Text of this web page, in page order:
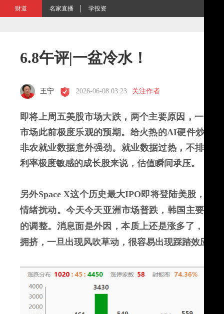
财道 名家直播 学投资
6.8午评|一盆冷水！
王宁 2026-06-08 03:23 关注作者
即将上周五美股市场大跌，两个主要原因，一个是
市场此前极度乐观的预期。 给火热的AI硬件炒作
非农就业数据意外强劲。就业数据过热， 不排除
利率极度敏感的成长股来说，估值瞬间承压。
另外Space X这个历史最大IPO即将登陆美股 ，加
情绪扰动。今天今天亚洲市场普跌，韩国主要指
的调整。消息面是外因，本质上还是涨多了，资
拥挤，一旦出现风吹草动，很容易出现踩踏效应。